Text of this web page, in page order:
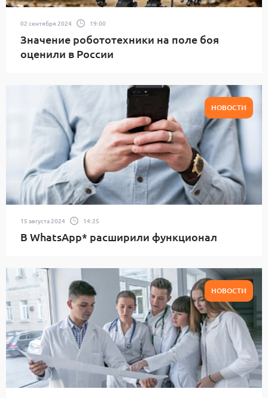
02 сентября 2024 19:00
Значение робототехники на поле боя
оценили в России
НОВОСТИ
15 августа 2024 14:25
В WhatsApp* расширили функционал
НОВОСТИ